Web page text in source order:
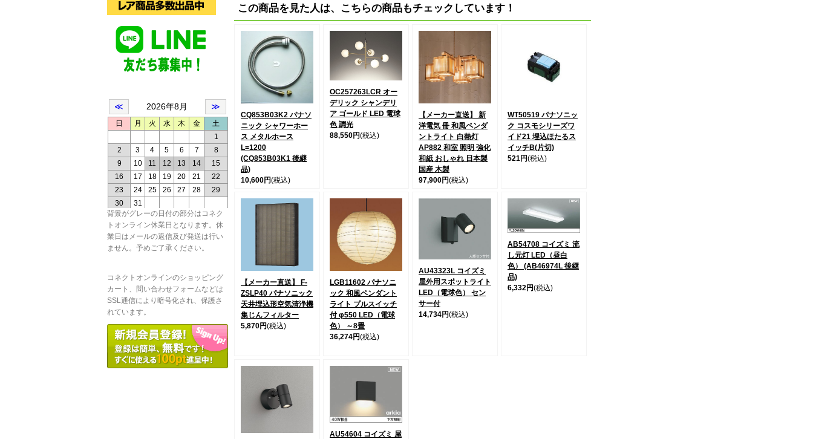
背景がグレーの日付の部分はコネク
トオンライン休業日となります。休
業日はメールの返信及び発送は行い
ません。予めご了承ください。
コネクトオンラインのショッピング
カート、問い合わせフォームなどは
SSL通信により暗号化され、保護さ
れています。
この商品を見た人は、こちらの商品もチェックしています！
CQ853B03K2 パナソ
ニック シャワーホー
ス メタルホース
L=1200
(CQ853B03K1 後継
品)
10,600円(税込)
OC257263LCR オー
デリック シャンデリ
ア ゴールド LED 電球
色 調光
88,550円(税込)
【メーカー直送】 新
洋電気 冊 和風ペンダ
ントライト 白熱灯
AP882 和室 照明 強化
和紙 おしゃれ 日本製
国産 木製
97,900円(税込)
WT50519 パナソニッ
ク コスモシリーズワ
イド21 埋込ほたるス
イッチB(片切)
521円(税込)
【メーカー直送】 F-
ZSLP40 パナソニック
天井埋込形空気清浄機
集じんフィルター
5,870円(税込)
LGB11602 パナソニ
ック 和風ペンダント
ライト プルスイッチ
付 φ550 LED（電球
色） ～8畳
36,274円(税込)
AU43323L コイズミ
屋外用スポットライト
LED（電球色） セン
サー付
14,734円(税込)
AB54708 コイズミ 流
し元灯 LED（昼白
色） (AB46974L 後継
品)
6,332円(税込)
AU54604 コイズミ 屋